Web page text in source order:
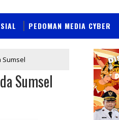
PEDOMAN MEDIA CYBER
Sumsel
Sumsel